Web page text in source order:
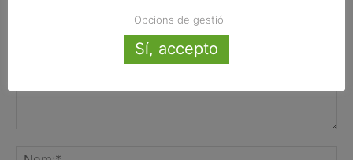
Opcions de gestió
Sí, accepto